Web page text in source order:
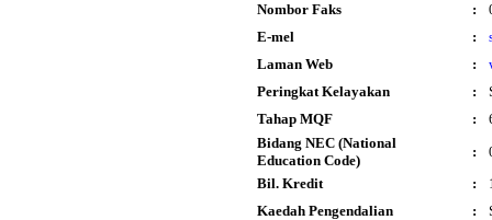
Nombor Faks
:
E-mel
:
Laman Web
:
Peringkat Kelayakan
:
Tahap MQF
:
Bidang NEC (National
Education Code)
:
Bil. Kredit
:
Kaedah Pengendalian
: